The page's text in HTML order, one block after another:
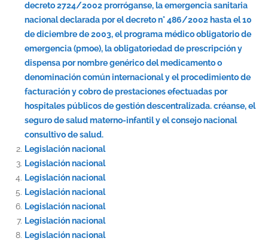
decreto 2724/2002 prorróganse, la emergencia sanitaria
nacional declarada por el decreto n° 486/2002 hasta el 10
de diciembre de 2003, el programa médico obligatorio de
emergencia (pmoe), la obligatoriedad de prescripción y
dispensa por nombre genérico del medicamento o
denominación común internacional y el procedimiento de
facturación y cobro de prestaciones efectuadas por
hospitales públicos de gestión descentralizada. créanse, el
seguro de salud materno-infantil y el consejo nacional
consultivo de salud.
Legislación nacional
Legislación nacional
Legislación nacional
Legislación nacional
Legislación nacional
Legislación nacional
Legislación nacional